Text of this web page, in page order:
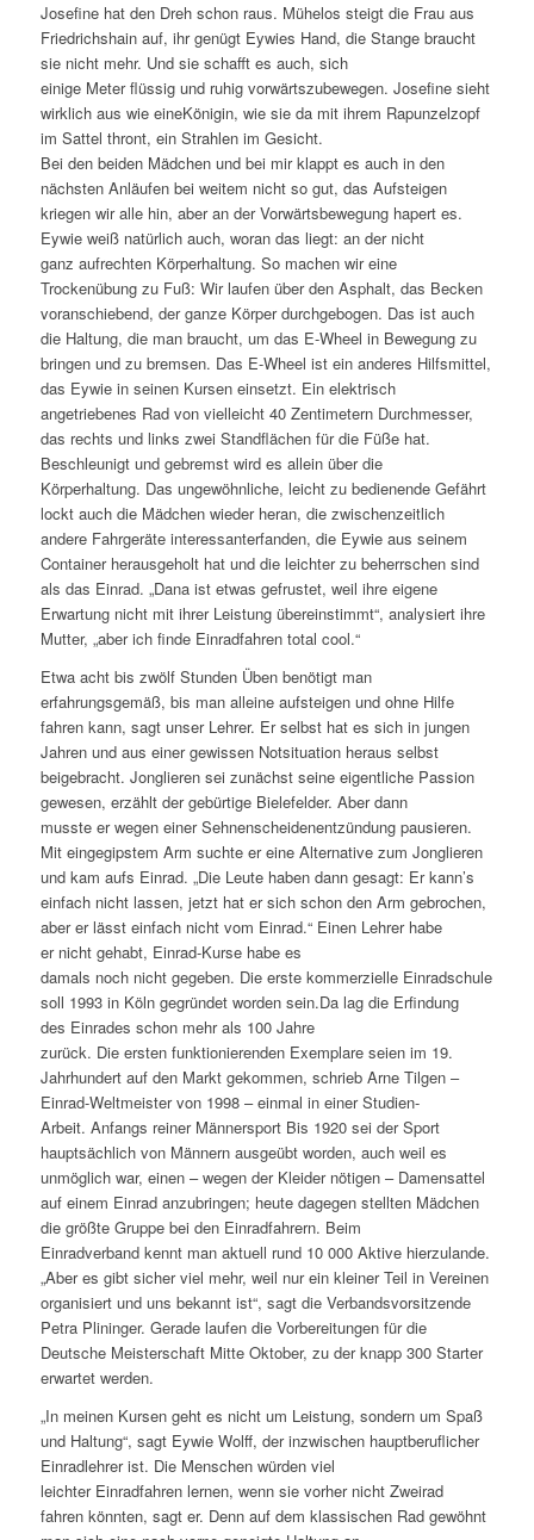
Josefine hat den Dreh schon raus. Mühelos steigt die Frau aus
Friedrichshain auf, ihr genügt Eywies Hand, die Stange braucht
sie nicht mehr. Und sie schafft es auch, sich
einige Meter flüssig und ruhig vorwärtszubewegen. Josefine sieht
wirklich aus wie eineKönigin, wie sie da mit ihrem Rapunzelzopf
im Sattel thront, ein Strahlen im Gesicht.
Bei den beiden Mädchen und bei mir klappt es auch in den
nächsten Anläufen bei weitem nicht so gut, das Aufsteigen
kriegen wir alle hin, aber an der Vorwärtsbewegung hapert es.
Eywie weiß natürlich auch, woran das liegt: an der nicht
ganz aufrechten Körperhaltung. So machen wir eine
Trockenübung zu Fuß: Wir laufen über den Asphalt, das Becken
voranschiebend, der ganze Körper durchgebogen. Das ist auch
die Haltung, die man braucht, um das E-Wheel in Bewegung zu
bringen und zu bremsen. Das E-Wheel ist ein anderes Hilfsmittel,
das Eywie in seinen Kursen einsetzt. Ein elektrisch
angetriebenes Rad von vielleicht 40 Zentimetern Durchmesser,
das rechts und links zwei Standflächen für die Füße hat.
Beschleunigt und gebremst wird es allein über die
Körperhaltung. Das ungewöhnliche, leicht zu bedienende Gefährt
lockt auch die Mädchen wieder heran, die zwischenzeitlich
andere Fahrgeräte interessanterfanden, die Eywie aus seinem
Container herausgeholt hat und die leichter zu beherrschen sind
als das Einrad. „Dana ist etwas gefrustet, weil ihre eigene
Erwartung nicht mit ihrer Leistung übereinstimmt“, analysiert ihre
Mutter, „aber ich finde Einradfahren total cool.“
Etwa acht bis zwölf Stunden Üben benötigt man
erfahrungsgemäß, bis man alleine aufsteigen und ohne Hilfe
fahren kann, sagt unser Lehrer. Er selbst hat es sich in jungen
Jahren und aus einer gewissen Notsituation heraus selbst
beigebracht. Jonglieren sei zunächst seine eigentliche Passion
gewesen, erzählt der gebürtige Bielefelder. Aber dann
musste er wegen einer Sehnenscheidenentzündung pausieren.
Mit eingegipstem Arm suchte er eine Alternative zum Jonglieren
und kam aufs Einrad. „Die Leute haben dann gesagt: Er kann’s
einfach nicht lassen, jetzt hat er sich schon den Arm gebrochen,
aber er lässt einfach nicht vom Einrad.“ Einen Lehrer habe
er nicht gehabt, Einrad-Kurse habe es
damals noch nicht gegeben. Die erste kommerzielle Einradschule
soll 1993 in Köln gegründet worden sein.Da lag die Erfindung
des Einrades schon mehr als 100 Jahre
zurück. Die ersten funktionierenden Exemplare seien im 19.
Jahrhundert auf den Markt gekommen, schrieb Arne Tilgen –
Einrad-Weltmeister von 1998 – einmal in einer Studien-
Arbeit. Anfangs reiner Männersport Bis 1920 sei der Sport
hauptsächlich von Männern ausgeübt worden, auch weil es
unmöglich war, einen – wegen der Kleider nötigen – Damensattel
auf einem Einrad anzubringen; heute dagegen stellten Mädchen
die größte Gruppe bei den Einradfahrern. Beim
Einradverband kennt man aktuell rund 10 000 Aktive hierzulande.
„Aber es gibt sicher viel mehr, weil nur ein kleiner Teil in Vereinen
organisiert und uns bekannt ist“, sagt die Verbandsvorsitzende
Petra Plininger. Gerade laufen die Vorbereitungen für die
Deutsche Meisterschaft Mitte Oktober, zu der knapp 300 Starter
erwartet werden.
„In meinen Kursen geht es nicht um Leistung, sondern um Spaß
und Haltung“, sagt Eywie Wolff, der inzwischen hauptberuflicher
Einradlehrer ist. Die Menschen würden viel
leichter Einradfahren lernen, wenn sie vorher nicht Zweirad
fahren könnten, sagt er. Denn auf dem klassischen Rad gewöhnt